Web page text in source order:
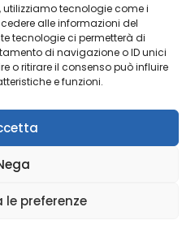
utilizziamo tecnologie come i
alle informazioni del
tecnologie ci permetterà di
di navigazione o ID unici
o ritirare il consenso può influire
e funzioni.
le preferenze
mondo delle imprese?
con la nostranewsletter
NEWSLETTER